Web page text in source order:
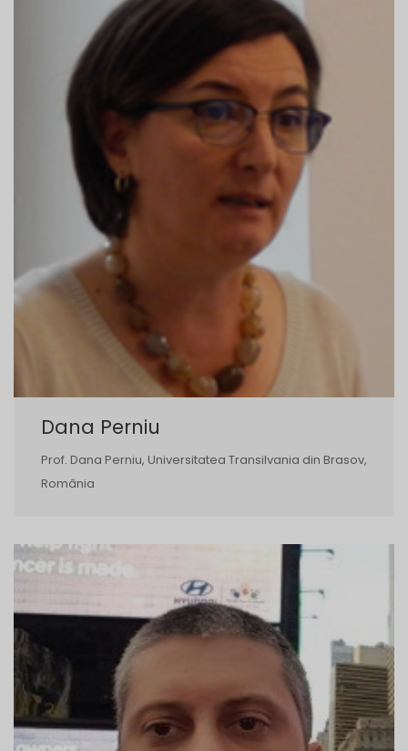
Dana Perniu
Prof. Dana Perniu, Universitatea Transilvania din Brasov,
România